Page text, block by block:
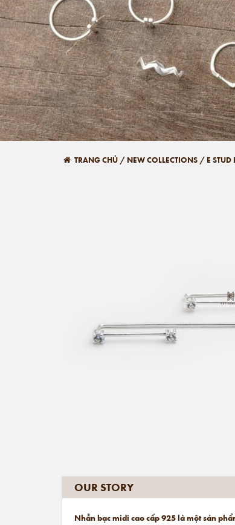
TRANG CHỦ / NEW COLLECTIONS / E
OUR STORY
Nhẫn bạc midi cao cấp 925 là một sản